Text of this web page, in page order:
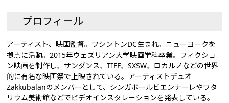
プロフィール
アーティスト、映画監督。ワシントンDC生まれ。ニューヨークを
拠点に活動。2015年ウェズリアン大学映画学科卒業。フィクショ
ン映画を制作し、サンダンス、TIFF、SXSW、ロカルノなどの世界
的に有名な映画祭で上映されている。アーティストデュオ
Zakkubalanのメンバーとして、シンガポールビエンナーレやワタ
リウム美術館などでビデオインスタレーションを発表している。